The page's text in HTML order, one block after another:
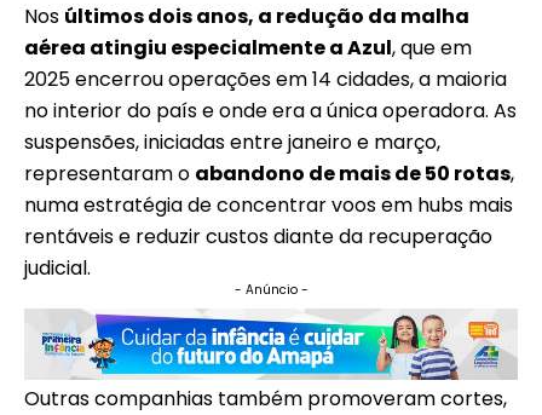
Nos últimos dois anos, a redução da malha
aérea atingiu especialmente aAzul, que em
2025 encerrou operações em 14 cidades, a maioria
no interior do país e onde era a única operadora. As
suspensões, iniciadas entre janeiro e março,
representaram o abandono de mais de 50 rotas,
numa estratégia de concentrar voos em hubs mais
rentáveis e reduzir custos diante da recuperação
judicial.
- Anúncio -
Outras companhias também promoveram cortes,